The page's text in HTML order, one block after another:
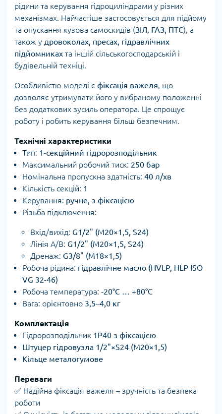
рідини та керування гідроциліндрами у різних
механізмах. Найчастіше застосовується для підйому
та опускання кузова самоскидів (ЗІЛ, ГАЗ, ПТС), а
також у дровоколах, пресах, гідравлічних
підйомниках та іншій сільськогосподарській і
будівельній техніці.
Особливістю моделі є фіксація важеля, що
дозволяє утримувати його у вибраному положенні
без додаткових зусиль оператора. Це спрощує
роботу і робить керування більш безпечним.
Технічні характеристики
Тип: 1-секційний гідророзподільник
Максимальний робочий тиск: 250 бар
Номінальна пропускна здатність: 40 л/хв
Кількість секцій: 1
Керування: ручне, з фіксацією
Різьба підключення:
Вхід/вихід: G1/2" (М20×1,5, S24)
Лінія А/В: G1/2" (М20×1,5, S24)
Дренаж: G3/8" (М18×1,5)
Робоча рідина: гідравлічне масло (HVLP, HLP ISO
VG 32-46)
Робоча температура: -20°С … +80°С
Вага: орієнтовно 3,5–4,0 кг
Комплектація
Гідророзподільник 1Р40 з фіксацією
Штуцер гідровузла 1/2"×S24 (М20×1,5)
Кільце металогумове
Переваги
✅ Надійна фіксація важеля – зручність та безпека
роботи